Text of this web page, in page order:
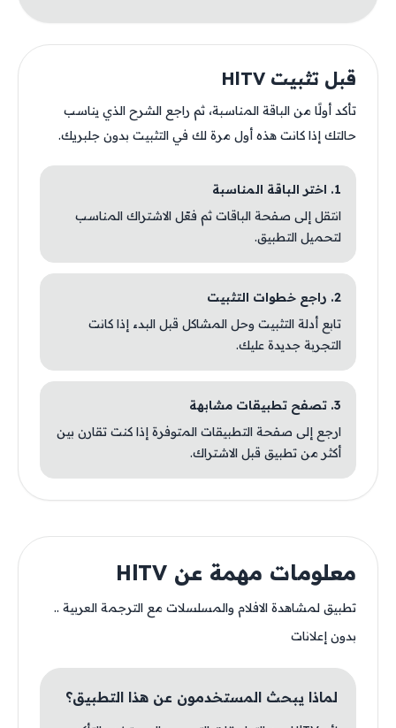
قبل تثبيت HlTV
تأكد أولًا من الباقة المناسبة، ثم راجع الشرح الذي يناسب
حالتك إذا كانت هذه أول مرة لك في التثبيت بدون جلبريك.
1. اختر الباقة المناسبة
انتقل إلى صفحة الباقات ثم فعّل الاشتراك المناسب
لتحميل التطبيق.
2. راجع خطوات التثبيت
تابع أدلة التثبيت وحل المشاكل قبل البدء إذا كانت
التجربة جديدة عليك.
3. تصفح تطبيقات مشابهة
ارجع إلى صفحة التطبيقات المتوفرة إذا كنت تقارن بين
أكثر من تطبيق قبل الاشتراك.
معلومات مهمة عن HlTV
تطبيق لمشاهدة الافلام والمسلسلات مع الترجمة العربية ..
بدون إعلانات
لماذا يبحث المستخدمون عن هذا التطبيق؟